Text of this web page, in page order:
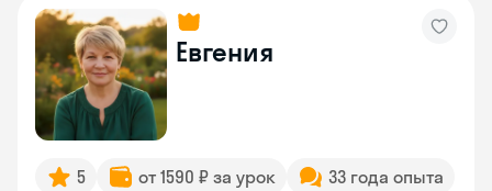
Евгения
5 от 1590 ₽ за урок
33 года опыта